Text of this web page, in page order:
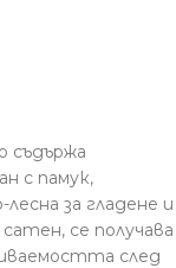
съдържа
с памук,
за гладене и
се получава
след